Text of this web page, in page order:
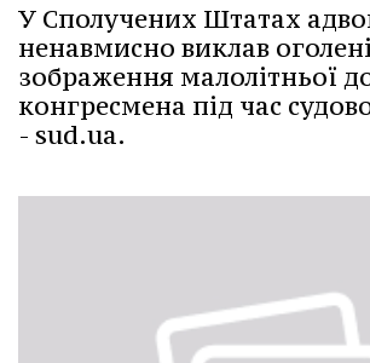
У Сполучених Штатах
ненавмисно виклав оголені
зображення малолітньої
конгресмена під час
- sud.ua.